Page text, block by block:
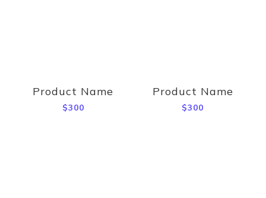
Product Name
$300
Product Name
$300